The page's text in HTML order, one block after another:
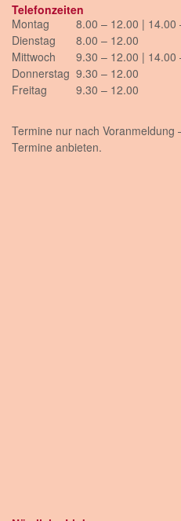
Telefonzeiten
Montag
8.00 – 12.00 | 14.00
Dienstag
8.00 – 12.00
Mittwoch
9.30 – 12.00 | 14.00
Donnerstag 9.30 – 12.00
Freitag
9.30 – 12.00
Termine nur nach Voranmeldung
Termine anbieten.